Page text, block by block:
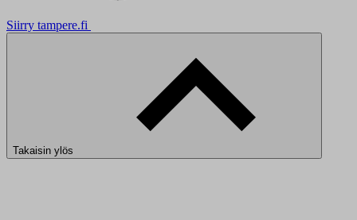
Siirry tampere.fi
Takaisin ylös